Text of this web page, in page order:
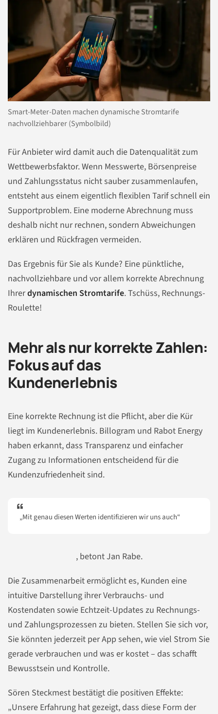
Smart-Meter-Daten machen dynamische Stromtarife
nachvollziehbarer (Symbolbild)
Für Anbieter wird damit auch die Datenqualität zum
Wettbewerbsfaktor. Wenn Messwerte, Börsenpreise
und Zahlungsstatus nicht sauber zusammenlaufen,
entsteht aus einem eigentlich flexiblen Tarif schnell ein
Supportproblem. Eine moderne Abrechnung muss
deshalb nicht nur rechnen, sondern Abweichungen
erklären und Rückfragen vermeiden.
Das Ergebnis für Sie als Kunde? Eine pünktliche,
nachvollziehbare und vor allem korrekte Abrechnung
Ihrerdynamischen Stromtarife. Tschüss, Rechnungs-
Roulette!
Mehr als nur korrekte Zahlen:
Fokus auf das
Kundenerlebnis
Eine korrekte Rechnung ist die Pflicht, aber die Kür
liegt im Kundenerlebnis. Billogram und Rabot Energy
haben erkannt, dass Transparenz und einfacher
Zugang zu Informationen entscheidend für die
Kundenzufriedenheit sind.
„Mit genau diesen Werten identifizieren wir uns auch“
, betont Jan Rabe.
Die Zusammenarbeit ermöglicht es, Kunden eine
intuitive Darstellung ihrer Verbrauchs- und
Kostendaten sowie Echtzeit-Updates zu Rechnungs-
und Zahlungsprozessen zu bieten. Stellen Sie sich vor,
Sie könnten jederzeit per App sehen, wie viel Strom Sie
gerade verbrauchen und was er kostet – das schafft
Bewusstsein und Kontrolle.
Sören Steckmest bestätigt die positiven Effekte:
„Unsere Erfahrung hat gezeigt, dass diese Form der